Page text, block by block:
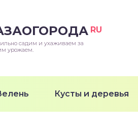
RU
садим и ухаживаем за
урожаем.
Кусты и деревья